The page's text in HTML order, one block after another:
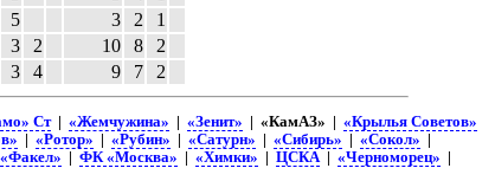
5 3 2
1
3 2 10 8
2
3 4 9 7 2
Ст| «Жемчужина» | «Зенит» | «КамАЗ» | «Крылья Советов»
| «Ротор» | «Рубин» | «Сатурн» | «Сибирь» | «Сокол» |
«Факел» | ФК «Москва» | «Химки» | ЦСКА| «Черноморец» |